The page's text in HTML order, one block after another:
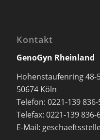
Kontakt
GenoGyn Rheinland
Hohenstaufenring 48-
50674 Köln
Telefon: 0221-139 836-
Telefax: 0221-139 836-
E-Mail: